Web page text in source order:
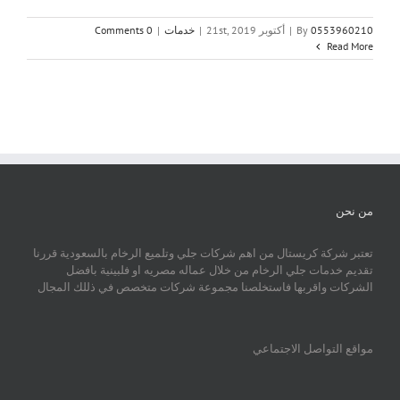
By 0553960210
| أكتوبر 21st, 2019 | خدمات |
0 Comments
Read More
من نحن
تعتبر شركة كريستال من اهم شركات جلي وتلميع الرخام بالسعودية قررنا
تقديم خدمات جلي الرخام من خلال عماله مصريه او فلبينية بافضل
الشركات واقربها فاستخلصنا مجموعة شركات متخصص في ذللك المجال
مواقع التواصل الاجتماعي